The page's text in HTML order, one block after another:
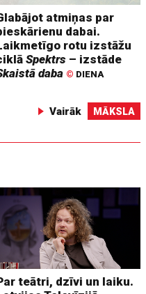
atmiņas par
dabai.
rotu izstāžu
Spektrs – izstāde
daba © DIENA
Vairāk MĀKSLA
teātri, dzīvi un laiku.